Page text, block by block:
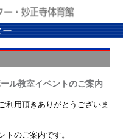
ー
ル教室イベントのご案内
利用頂きありがとうございま
トのご案内です。